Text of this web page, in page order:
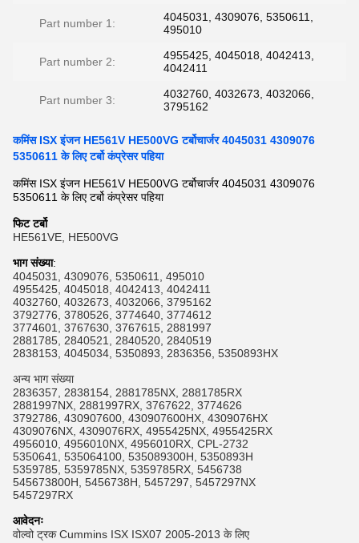
Part number 1:
4045031, 4309076, 5350611,
495010
Part number 2:
4955425, 4045018, 4042413,
4042411
Part number 3:
4032760, 4032673, 4032066,
3795162
कमिंस ISX इंजन HE561V HE500VG टर्बोचार्जर 4045031 4309076
5350611 के लिए टर्बो कंप्रेसर पहिया
कमिंस ISX इंजन HE561V HE500VG टर्बोचार्जर 4045031 4309076
5350611 के लिए टर्बो कंप्रेसर पहिया
फिट टर्बो
HE561VE, HE500VG
भाग संख्या:
4045031, 4309076, 5350611, 495010
4955425, 4045018, 4042413, 4042411
4032760, 4032673, 4032066, 3795162
3792776, 3780526, 3774640, 3774612
3774601, 3767630, 3767615, 2881997
2881785, 2840521, 2840520, 2840519
2838153, 4045034, 5350893, 2836356, 5350893HX
अन्य भाग संख्या
2836357, 2838154, 2881785NX, 2881785RX
2881997NX, 2881997RX, 3767622, 3774626
3792786, 430907600, 430907600HX, 4309076HX
4309076NX, 4309076RX, 4955425NX, 4955425RX
4956010, 4956010NX, 4956010RX, CPL-2732
5350641, 535064100, 535089300H, 5350893H
5359785, 5359785NX, 5359785RX, 5456738
545673800H, 5456738H, 5457297, 5457297NX
5457297RX
आवेदनः
वोल्वो ट्रक Cummins ISX ISX07 2005-2013 के लिए